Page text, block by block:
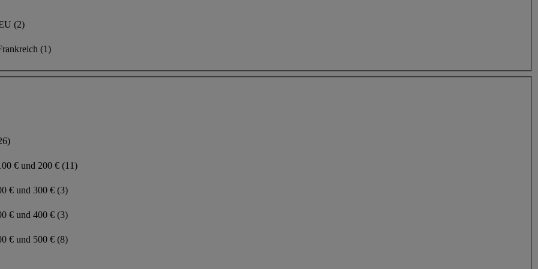
(2)
(1)
€ und 200 € (11)
€ und 300 € (3)
€ und 400 € (3)
€ und 500 € (8)